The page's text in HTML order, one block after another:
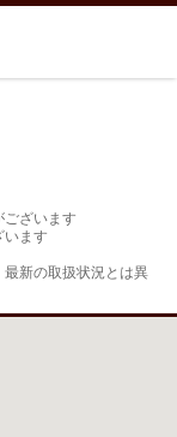
ざいます
います
新の取扱状況とは異